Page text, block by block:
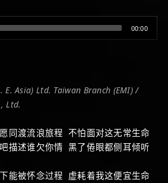
00:00
E. Asia) Ltd. Taiwan Branch (EMI) /
Ltd.
同渡流浪旅程 不怕面对这无常生命
描述谁欠你情 黑了倦眼都侧耳倾听
能被怀念过程 虚耗着我这便宜生命